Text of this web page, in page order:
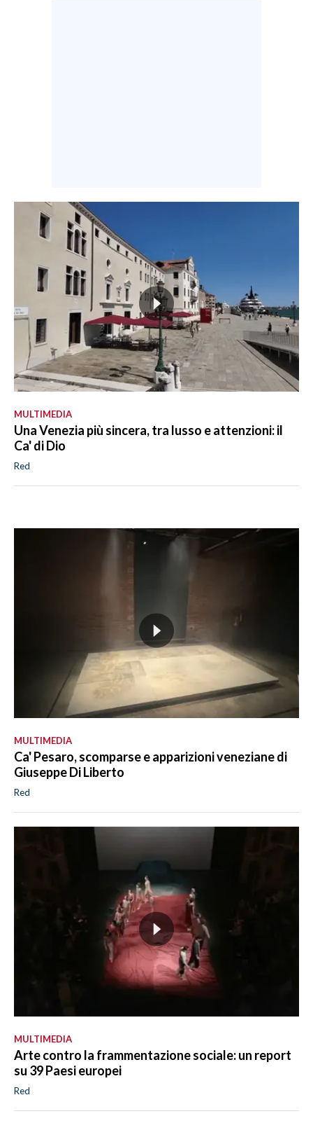
MULTIMEDIA
Una Venezia più sincera, tra lusso e attenzioni: il
Ca' di Dio
Red
MULTIMEDIA
Ca' Pesaro, scomparse e apparizioni veneziane di
Giuseppe Di Liberto
Red
MULTIMEDIA
Arte contro la frammentazione sociale: un report
su 39 Paesi europei
Red